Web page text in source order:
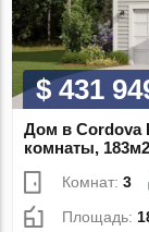
$ 431
Дом в Cordova
комнаты,
Комнат:3
Площадь: